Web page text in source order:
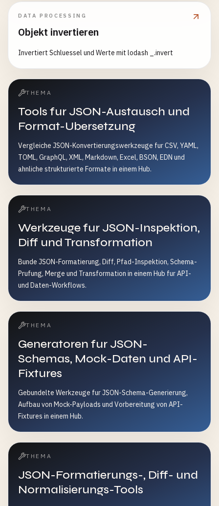
DATA PROCESSING
Objekt invertieren
Invertiert Schluessel und Werte mit lodash _.invert
THEMA
Tools fur JSON-Austausch und
Format-Ubersetzung
Vergleiche JSON-Konvertierungswerkzeuge fur CSV, YAML,
TOML, GraphQL, XML, Markdown, Excel, BSON, EDN und
ahnliche strukturierte Formate in einem Hub.
THEMA
Werkzeuge fur JSON-Inspektion,
Diff und Transformation
Bunde JSON-Formatierung, Diff, Pfad-Inspektion, Schema-
Prufung, Merge und Transformation in einem Hub fur API-
und Daten-Workflows.
THEMA
Generatoren fur JSON-
Schemas, Mock-Daten und API-
Fixtures
Gebundelte Werkzeuge fur JSON-Schema-Generierung,
Aufbau von Mock-Payloads und Vorbereitung von API-
Fixtures in einem Hub.
THEMA
JSON-Formatierungs-, Diff- und
Normalisierungs-Tools